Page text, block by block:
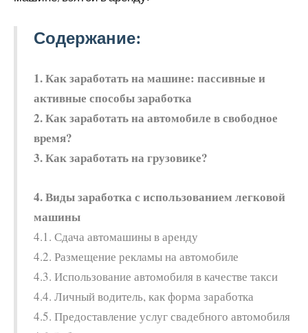
Содержание:
1. Как заработать на машине: пассивные и
активные способы заработка
2. Как заработать на автомобиле в свободное
время?
3. Как заработать на грузовике?
4. Виды заработка с использованием легковой
машины
4.1. Сдача автомашины в аренду
4.2. Размещение рекламы на автомобиле
4.3. Использование автомобиля в качестве такси
4.4. Личный водитель, как форма заработка
4.5. Предоставление услуг свадебного автомобиля